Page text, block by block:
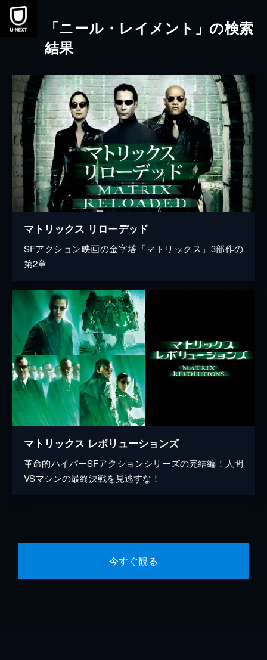
本文へスキップ
「ニール・レイメント」の検索
結果
マトリックス リローデッド
SFアクション映画の金字塔「マトリックス」3部作の
第2章
マトリックス レボリューションズ
革命的ハイパーSFアクションシリーズの完結編！人間
VSマシンの最終決戦を見逃すな！
今すぐ観る